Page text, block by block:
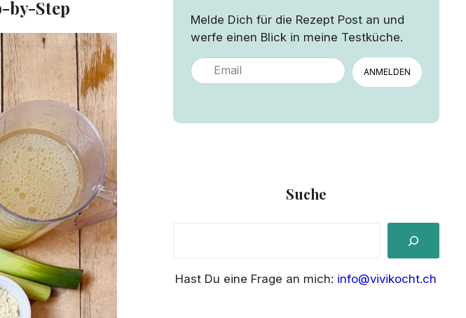
by-Step
Melde Dich für die Rezept Post an und
werfe einen Blick in meine Testküche.
ANMELDEN
Suche
rHast Du eine Frage an mich: info@vivikocht.ch